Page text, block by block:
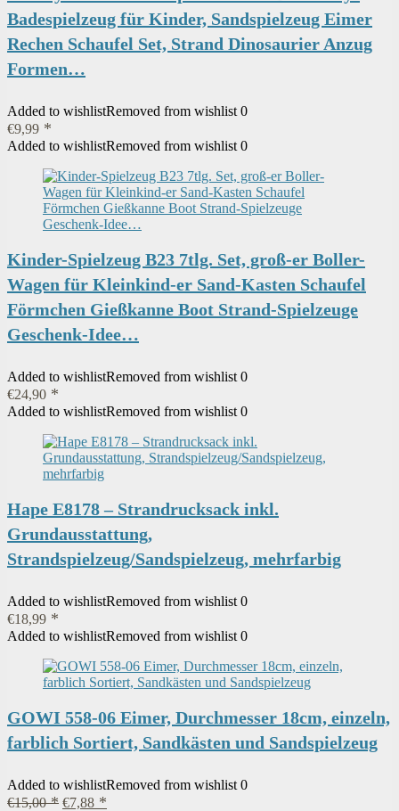
Badespielzeug für Kinder, Sandspielzeug Eimer
Rechen Schaufel Set, Strand Dinosaurier Anzug
Formen…
Added to wishlistRemoved from wishlist 0
€9,99
Added to wishlistRemoved from wishlist 0
Kinder-Spielzeug B23 7tlg. Set, groß-er Boller-
Wagen für Kleinkind-er Sand-Kasten Schaufel
Förmchen Gießkanne Boot Strand-Spielzeuge
Geschenk-Idee…
Added to wishlistRemoved from wishlist 0
€24,90
Added to wishlistRemoved from wishlist 0
Hape E8178 – Strandrucksack inkl.
Grundausstattung,
Strandspielzeug/Sandspielzeug, mehrfarbig
Added to wishlistRemoved from wishlist 0
€18,99
Added to wishlistRemoved from wishlist 0
GOWI 558-06 Eimer, Durchmesser 18cm, einzeln,
farblich Sortiert, Sandkästen und Sandspielzeug
Added to wishlistRemoved from wishlist 0
€15,00
Ursprünglicher
€7,88